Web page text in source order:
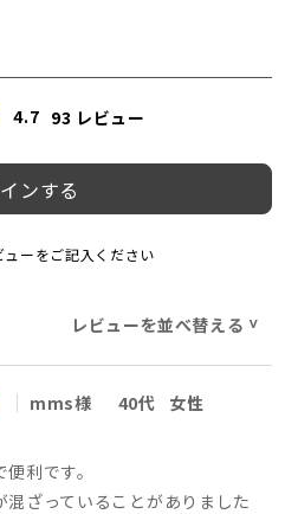
4.7 93 レビュー
ンする
ーをご記入ください
レビューを並べ替える >
mms様 40代
女性
利です。
ざっていることがありました